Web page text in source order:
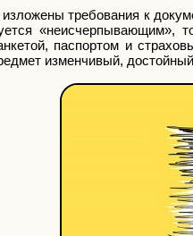
требования к
«неисчерпывающим»,
паспортом и
изменчивый,